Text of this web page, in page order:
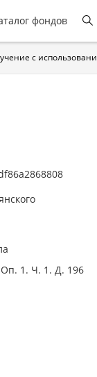
фондов
с
1. Ч. 1. Д. 196